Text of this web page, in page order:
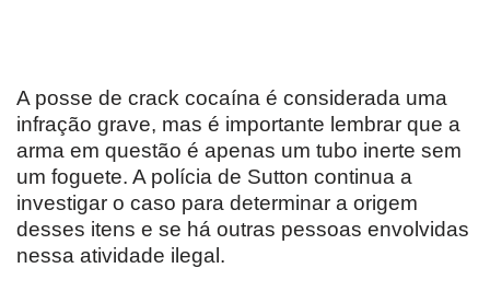
A posse de crack cocaína é considerada uma
infração grave, mas é importante lembrar que a
arma em questão é apenas um tubo inerte sem
um foguete. A polícia de Sutton continua a
investigar o caso para determinar a origem
desses itens e se há outras pessoas envolvidas
nessa atividade ilegal.